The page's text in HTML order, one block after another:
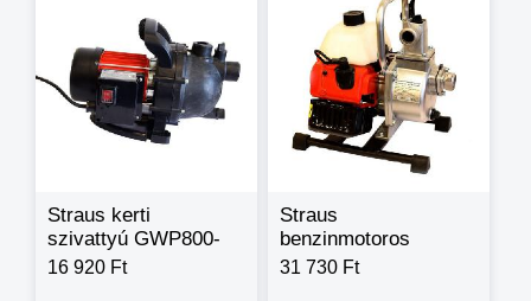
Straus kerti
szivattyú GWP800-
1185 800W 3000l/h
16 920 Ft
Straus
benzinmotoros
szivattyú GPUMP-
31 730 Ft